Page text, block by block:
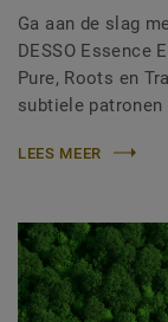
Ga aan de slag
DESSO Essence
Pure, Roots en
subtiele
LEES MEER